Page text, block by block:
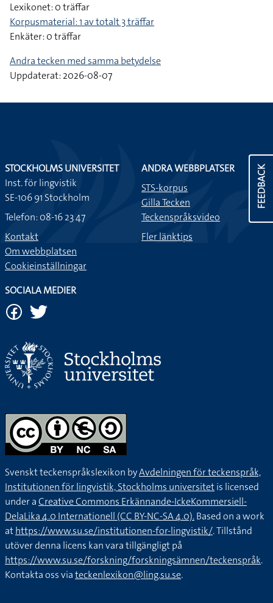
Lexikonet: 0 träffar
Korpusmaterial: 1 av totalt 3 träffar
Enkäter: 0 träffar
Andra tecken med samma betydelse
Uppdaterat: 2026-08-07
FEEDBACK
STOCKHOLMS UNIVERSITET
Inst. för lingvistik
SE-106 91 Stockholm
Telefon: 08-16 23 47
Kontakt
Om webbplatsen
Cookieinställningar
ANDRA WEBBPLATSER
STS-korpus
Gilla Tecken
Teckenspråksvideo
Fler länktips
SOCIALA MEDIER
Svenskt teckenspråkslexikon byAvdelningen för teckenspråk,
Institutionen för lingvistik, Stockholms universitetis licensed
under aCreative Commons Erkännande-IckeKommersiell-
DelaLika 4.0 Internationell (CC BY-NC-SA 4.0).Based on a work
athttps://www.su.se/institutionen-for-lingvistik/. Tillstånd
utöver denna licens kan vara tillgängligt på
https://www.su.se/forskning/forskningsämnen/teckenspråk.
Kontakta oss viateckenlexikon@ling.su.se.